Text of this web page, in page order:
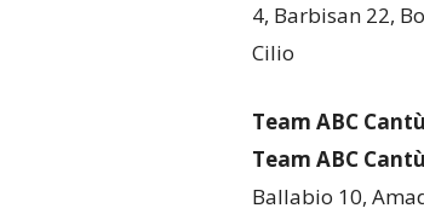
4, Barbisan 22,
Cilio
Team ABC
Team ABC Cantù
Ballabio 10,